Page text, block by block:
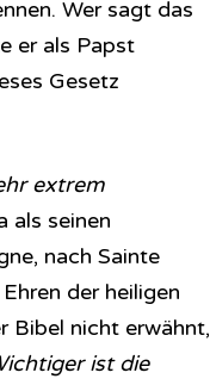
Wer sagt das
er als Papst
Gesetz
extrem
als seinen
nach Sainte
der heiligen
Bibel nicht erwähnt,
ist die